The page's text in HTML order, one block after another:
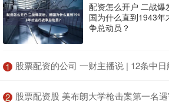
配资怎么开户 二战爆
国为什么直到1943年
争总动员？
1 股票配资的公司 一财主播说 | 12条中日航线取消 热门出境游目的地
2 股票配资股 美布朗大学枪击案第一名遇害者身份确认 嫌犯身